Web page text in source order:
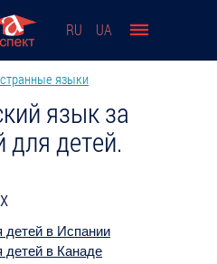
RU UA
языки
язык за
для детей.
детей в Испании
детей в Канаде